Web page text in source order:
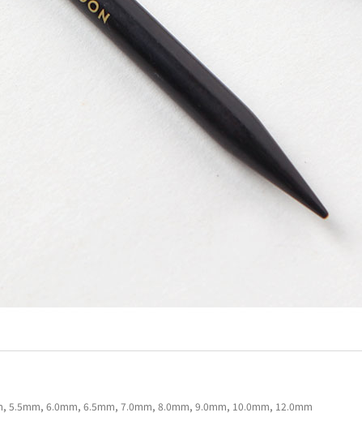
6.0mm, 6.5mm, 7.0mm, 8.0mm, 9.0mm, 10.0mm, 12.0mm